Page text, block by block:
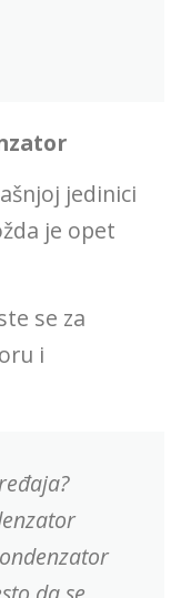
jedinici
je opet
se za
i